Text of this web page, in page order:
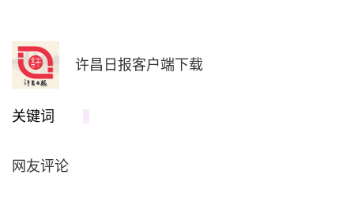
许昌日报客户端下载
关键词
网友评论